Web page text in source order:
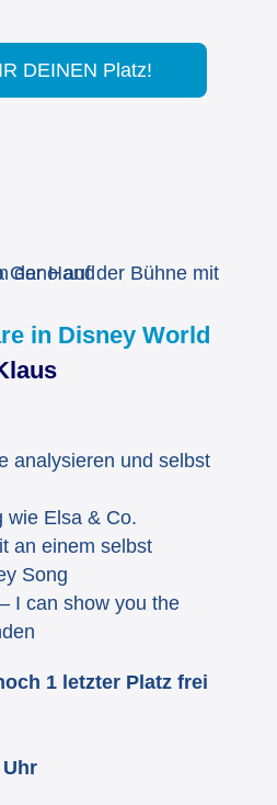
DEINEN Platz!
in Disney World
analysieren und selbst
wie Elsa & Co.
an einem selbst
Song
I can show you the
1 letzter Platz frei
Uhr